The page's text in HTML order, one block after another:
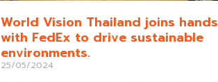
World Vision Thailand joins hands
with FedEx to drive sustainable
environments.
25/05/2024